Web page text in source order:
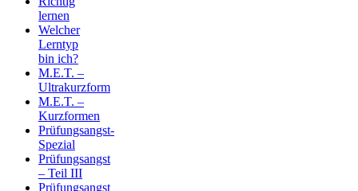
lernen
Welcher
Lerntyp
bin ich?
M.E.T. –
Ultrakurzform
M.E.T. –
Kurzformen
Prüfungsangst-
Spezial
Prüfungsangst
– Teil III
Prüfungsangst